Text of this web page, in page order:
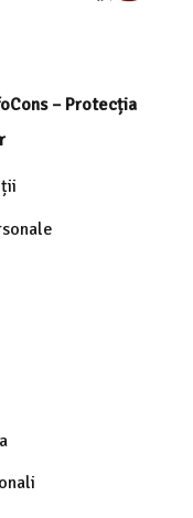
– Protecția